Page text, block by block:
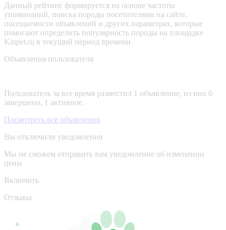
Данный рейтинг формируется на основе частоты
упоминаний, поиска породы посетителями на сайте,
посещаемости объявлений и других параметрах, которые
помогают определить популярность породы на площадке
Kinpet.ru в текущий период времени.
Объявления пользователя
Пользователь за все время разместил 1 объявление, из них 0
завершено, 1 активное.
Посмотреть все объявления
Вы отключили уведомления
Мы не сможем отправить вам уведомление об изменении
цены
Включить
Отзывы